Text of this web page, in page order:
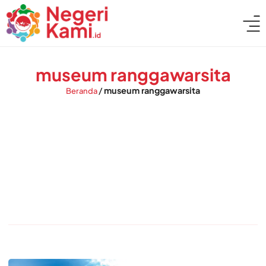
museum ranggawarsita
Beranda/museum ranggawarsita